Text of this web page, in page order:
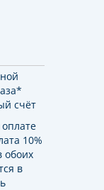
счёт
10%
обоих
в